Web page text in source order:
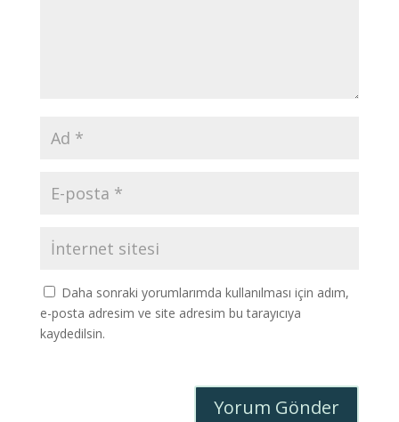
Daha sonraki yorumlarımda kullanılması için adım,
e-posta adresim ve site adresim bu tarayıcıya
kaydedilsin.